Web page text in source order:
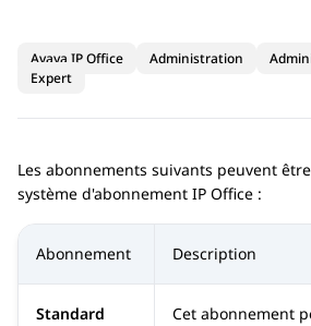
Avaya IP Office Administration
Expert
Les abonnements suivants peuvent
système d'abonnement IP Office :
Abonnement Description
Standard
Cet abonnement